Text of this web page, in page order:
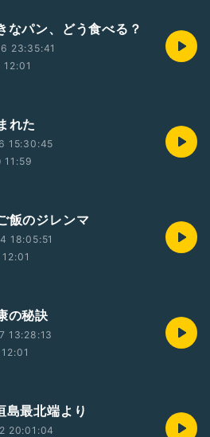
パン、どう食べる？
23:35:41
12:01
れた
15:30:45
11:59
飯のジレンマ
18:05:51
12:01
の秘訣
13:28:13
12:01
最北端より
20:01:04